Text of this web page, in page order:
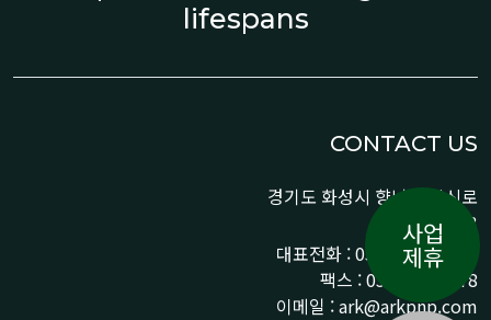
lifespans
CONTACT US
경기도 화성시 향남읍 상신로
290-13
대표전화 : 031-359-9776 /
팩스 : 031-359-9778
이메일 : ark@arkpnp.com
사업
제휴